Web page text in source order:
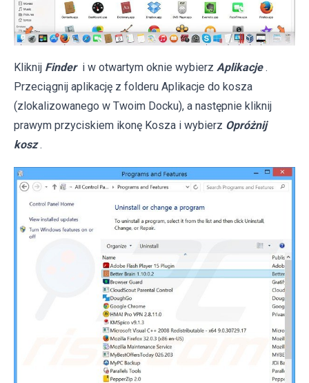
Kliknij Finder i w otwartym oknie wybierz Aplikacje .
Przeciągnij aplikację z folderu Aplikacje do kosza
(zlokalizowanego w Twoim Docku), a następnie kliknij
prawym przyciskiem ikonę Kosza i wybierz Opróżnij
kosz .